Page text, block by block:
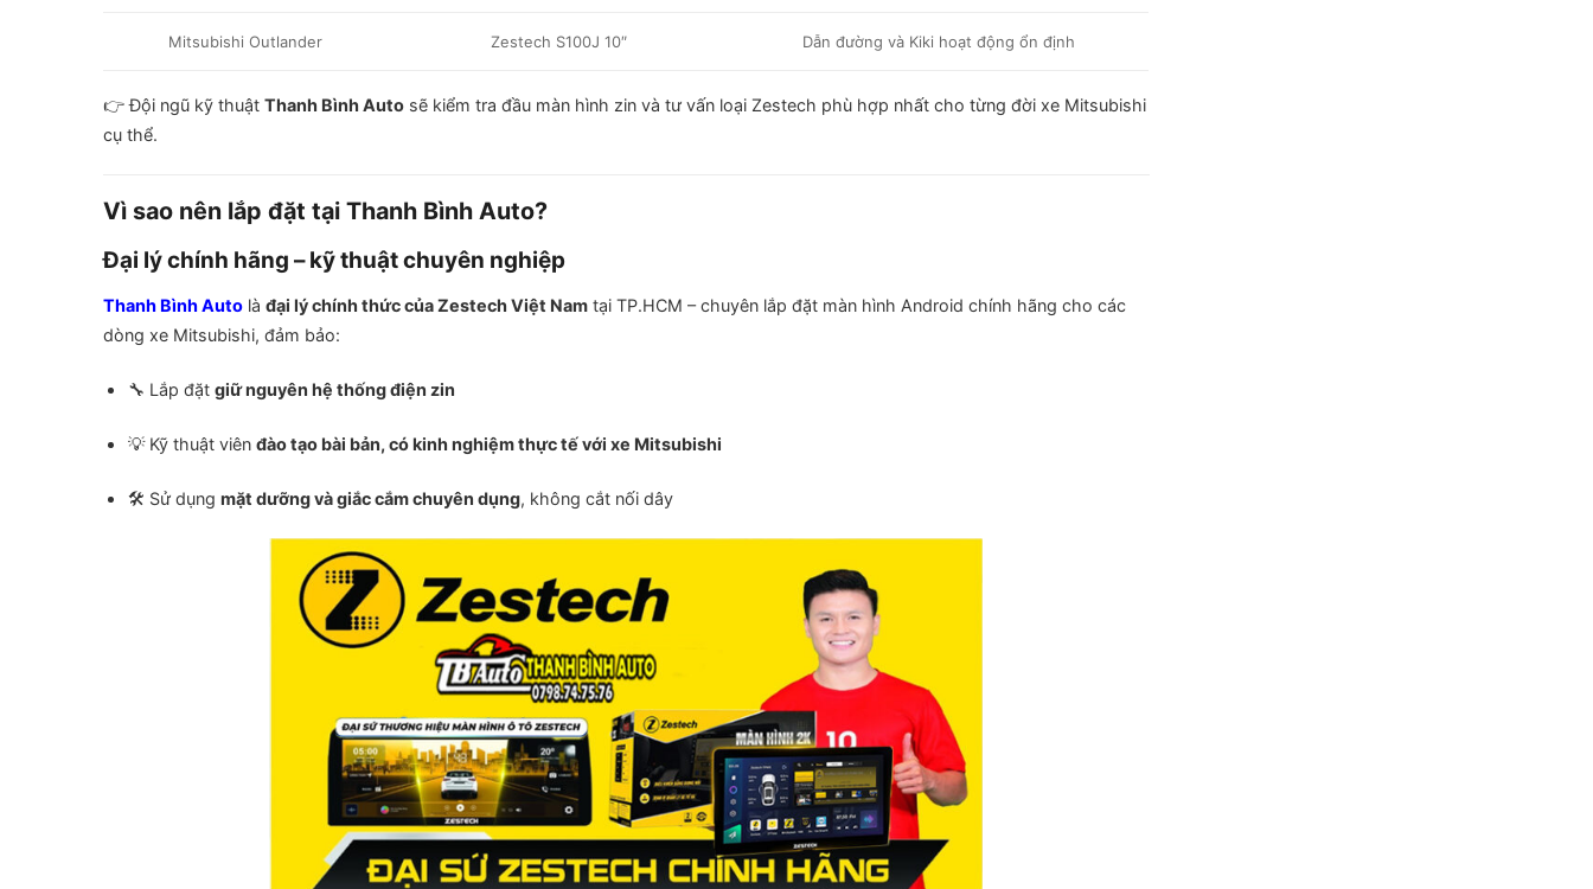
Mitsubishi Outlander Zestech S100J 10″ Dẫn đường và Kiki hoạt động ổn định
👉 Đội ngũ kỹ thuật Thanh Bình Auto sẽ kiểm tra đầu màn hình zin và tư vấn loại Zestech phù hợp nhất cho từng đời xe Mitsubishi
cụ thể.
Vì sao nên lắp đặt tại Thanh Bình Auto?
Đại lý chính hãng – kỹ thuật chuyên nghiệp
Thanh Bình Auto là đại lý chính thức của Zestech Việt Nam tại TP.HCM – chuyên lắp đặt màn hình Android chính hãng cho các
dòng xe Mitsubishi, đảm bảo:
🔧 Lắp đặt giữ nguyên hệ thống điện zin
💡 Kỹ thuật viên đào tạo bài bản, có kinh nghiệm thực tế với xe Mitsubishi
🛠️ Sử dụng mặt dưỡng và giắc cắm chuyên dụng, không cắt nối dây